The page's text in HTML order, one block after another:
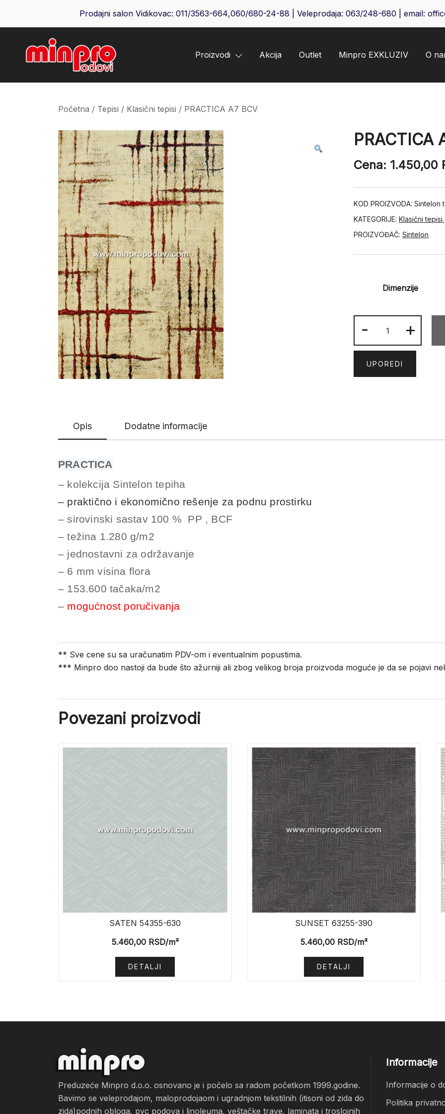
Prodajni salon Vidikovac: 011/3563-664,060/680-24-88 | Veleprodaja: 063/248-680 | email:
Minpro podovi
Proizvodi Akcija Outlet Minpro EXKLUZIV O
Početna / Tepisi / Klasični tepisi / PRACTICA A7 BCV
PRACTICA
Cena: 1.450,00
KOD PROIZVODA: Sintelon
KATEGORIJE: Klasični tepisi
PROIZVOĐAČ: Sintelon
Dimenzije
-
A7
BCV
količina
+
UPOREDI
Opis Dodatne informacije
PRACTICA
– kolekcija Sintelon tepiha
– praktično i ekonomično rešenje za podnu prostirku
– sirovinski sastav 100 % PP , BCF
– težina 1.280 g/m2
– jednostavni za održavanje
– 6 mm visina flora
– 153.600 tačaka/m2
– mogućnost poručivanja
** Sve cene su sa uračunatim PDV-om i eventualnim popustima.
*** Minpro doo nastoji da bude što ažurniji ali zbog velikog broja proizvoda moguće je da se pojavi
Povezani proizvodi
SATEN 54355-630
5.460,00RSD/m²
DETALJI
SUNSET 63255-390
5.460,00RSD/m²
DETALJI
Preduzeće Minpro d.o.o. osnovano je i počelo sa radom početkom 1999.godine.
Bavimo se veleprodajom, maloprodojaom i ugradnjom tekstilnih (itisoni od zida do
zida)podnih obloga, pvc podova i linoleuma, veštačke trave, laminata i troslojnih
Informacije
Informacije o
Politika